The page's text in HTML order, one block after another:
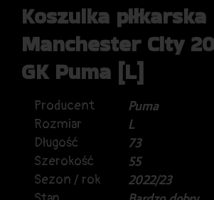
Koszulka piłkarska
Manchester City
GK Puma [L]
Producent
Puma
Rozmiar
L
Długość
73
Szerokość
55
Sezon / rok
2022/23